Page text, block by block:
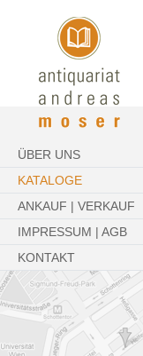
ÜBER UNS
KATALOGE
ANKAUF | VERKAUF
IMPRESSUM | AGB
KONTAKT